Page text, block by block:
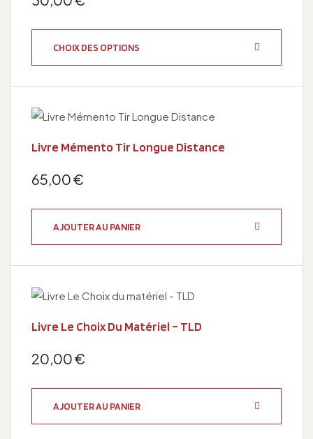
CHOIX DES OPTIONS
Livre Mémento Tir Longue Distance
65,00€
AJOUTER AU PANIER
Livre Le Choix Du Matériel – TLD
20,00€
AJOUTER AU PANIER